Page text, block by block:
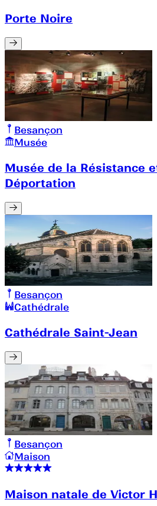
Porte Noire
Besançon
Musée
Musée de la Résistance
Déportation
Besançon
Cathédrale
Cathédrale Saint-Jean
Besançon
Maison
Maison natale de Victor